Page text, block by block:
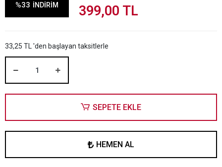
%33 İNDİRİM 399,00 TL
33,25 TL 'den başlayan taksitlerle
SEPETE EKLE
HEMEN AL